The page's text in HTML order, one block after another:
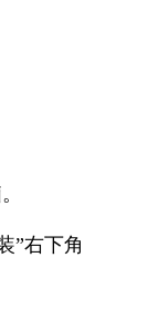
”右下角